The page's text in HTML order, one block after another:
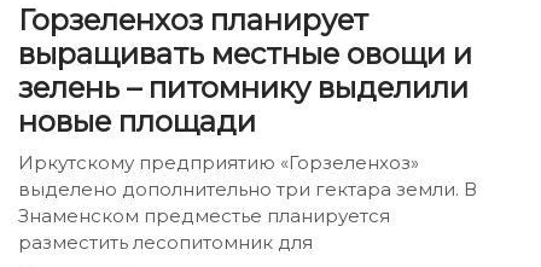
Горзеленхоз планирует
выращивать местные овощи и
зелень – питомнику выделили
новые площади
Иркутскому предприятию «Горзеленхоз»
выделено дополнительно три гектара земли. В
Знаменском предместье планируется
разместить лесопитомник для